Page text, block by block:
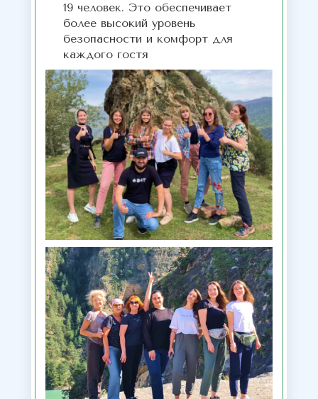
19 человек. Это обеспечивает
более высокий уровень
безопасности и комфорт для
каждого гостя